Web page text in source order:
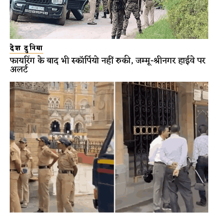
देश दुनिया
फायरिंग के बाद भी स्कॉर्पियो नहीं रुकी, जम्मू-श्रीनगर हाईवे पर
अलर्ट